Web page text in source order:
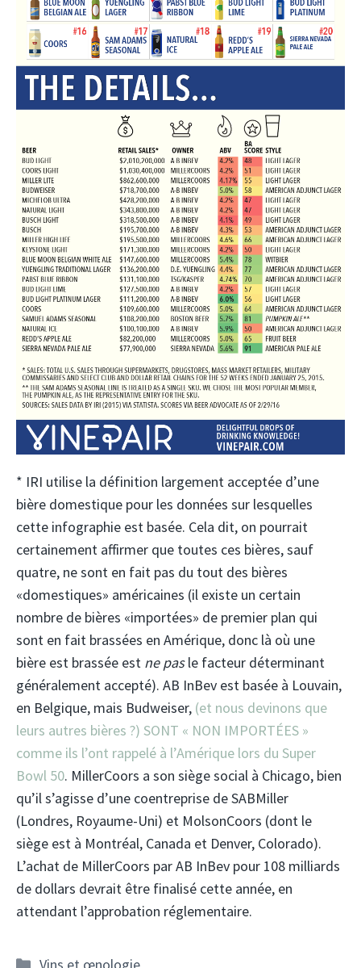
* IRI utilise la définition largement acceptée d’une
bière domestique pour les données sur lesquelles
cette infographie est basée. Cela dit, on pourrait
certainement affirmer que toutes ces bières, sauf
quatre, ne sont en fait pas du tout des bières
«domestiques» américaines (il existe un certain
nombre de bières «importées» de premier plan qui
sont en fait brassées en Amérique, donc là où une
bière est brassée est ne pasle facteur déterminant
généralement accepté). AB InBev est basée à Louvain,
en Belgique, mais Budweiser, (et nous devinons que
leurs autres bières ?) SONT « NON IMPORTÉES »
comme ils l’ont rappelé à l’Amérique lors du Super
Bowl 50. MillerCoors a son siège social à Chicago, bien
qu’il s’agisse d’une coentreprise de SABMiller
(Londres, Royaume-Uni) et MolsonCoors (dont le
siège est à Montréal, Canada et Denver, Colorado).
L’achat de MillerCoors par AB InBev pour 108 milliards
de dollars devrait être finalisé cette année, en
attendant l’approbation réglementaire.
Catégories
Vins et œnologie